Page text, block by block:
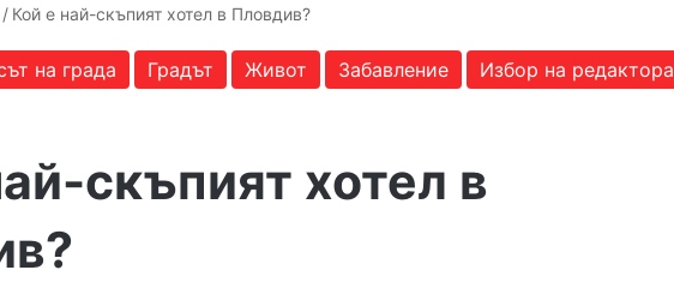
/ Кой е най-скъпият хотел в Пловдив?
на града Градът Живот Забавление
Избор на редактора
скъпият хотел в